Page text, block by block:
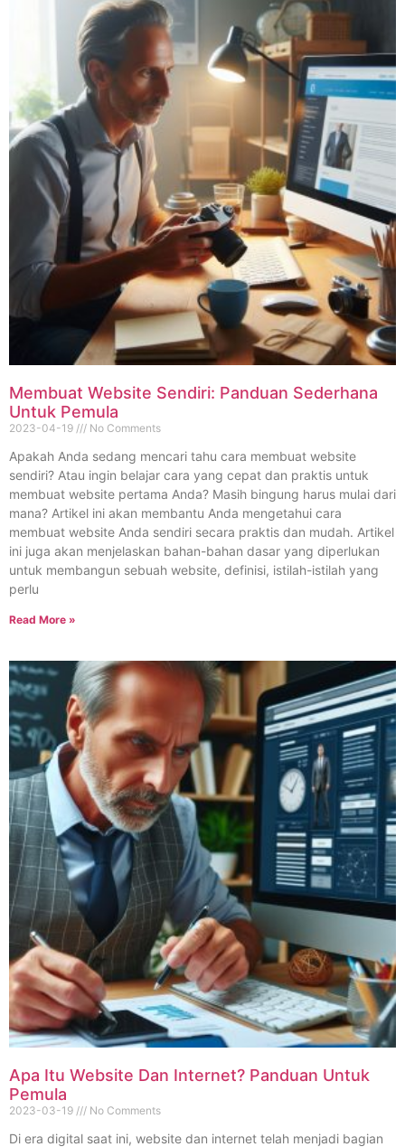
Membuat Website Sendiri: Panduan Sederhana
Untuk Pemula
2023-04-19 No Comments
Apakah Anda sedang mencari tahu cara membuat website
sendiri? Atau ingin belajar cara yang cepat dan praktis untuk
membuat website pertama Anda? Masih bingung harus mulai dari
mana? Artikel ini akan membantu Anda mengetahui cara
membuat website Anda sendiri secara praktis dan mudah. Artikel
ini juga akan menjelaskan bahan-bahan dasar yang diperlukan
untuk membangun sebuah website, definisi, istilah-istilah yang
perlu
Read More »
Apa Itu Website Dan Internet? Panduan Untuk
Pemula
2023-03-19 No Comments
Di era digital saat ini, website dan internet telah menjadi bagian